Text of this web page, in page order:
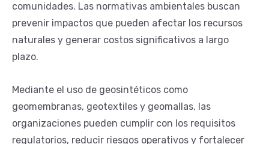
comunidades. Las normativas ambientales buscan
prevenir impactos que pueden afectar los recursos
naturales y generar costos significativos a largo
plazo.
Mediante el uso de geosintéticos como
geomembranas, geotextiles y geomallas, las
organizaciones pueden cumplir con los requisitos
regulatorios, reducir riesgos operativos y fortalecer